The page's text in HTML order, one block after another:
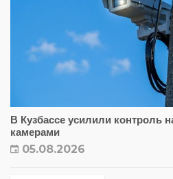
В Кузбассе усилили контроль
камерами
05.08.2026